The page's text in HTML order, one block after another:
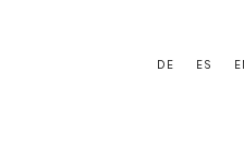
DE ES